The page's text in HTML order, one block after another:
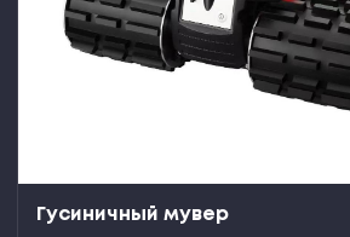
Гусиничный мувер